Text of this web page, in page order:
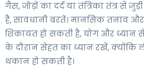
गैस, जोड़ों का दर्द या तंत्रिका तंत्र से
हैं, सावधानी बरतें। मानसिक तनाव और
शिकायत हो सकती है, योग और ध्यान से
के दौरान सेहत का ध्यान रखें, क्योंकि
थकान हो सकती है।